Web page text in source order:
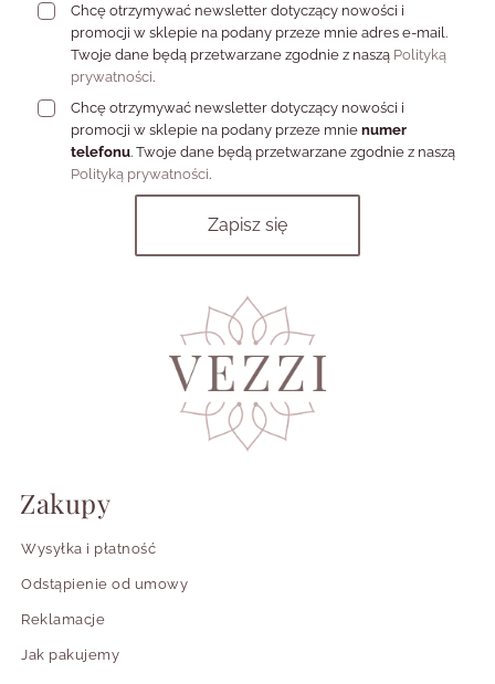
Chcę otrzymywać newsletter dotyczący nowości i
promocji w sklepie na podany przeze mnie adres e-mail.
Twoje dane będą przetwarzane zgodnie z naszą Polityką
prywatności.
Chcę otrzymywać newsletter dotyczący nowości i
promocji w sklepie na podany przeze mnie numer
telefonu. Twoje dane będą przetwarzane zgodnie z naszą
Polityką prywatności.
Zakupy
Wysyłka i płatność
Odstąpienie od umowy
Reklamacje
Jak pakujemy